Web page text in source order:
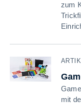
zum
mit